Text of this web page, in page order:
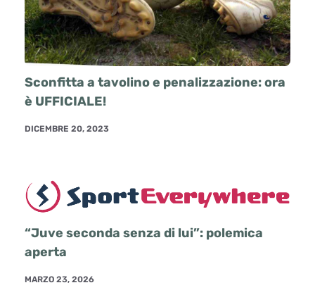
Sconfitta a tavolino e penalizzazione: ora
è UFFICIALE!
DICEMBRE 20, 2023
“Juve seconda senza di lui”: polemica
aperta
MARZO 23, 2026